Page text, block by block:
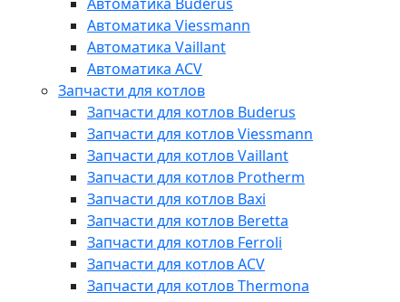
Автоматика Buderus
Автоматика Viessmann
Автоматика Vaillant
Автоматика ACV
Запчасти для котлов
Запчасти для котлов Buderus
Запчасти для котлов Viessmann
Запчасти для котлов Vaillant
Запчасти для котлов Protherm
Запчасти для котлов Baxi
Запчасти для котлов Beretta
Запчасти для котлов Ferroli
Запчасти для котлов ACV
Запчасти для котлов Thermona